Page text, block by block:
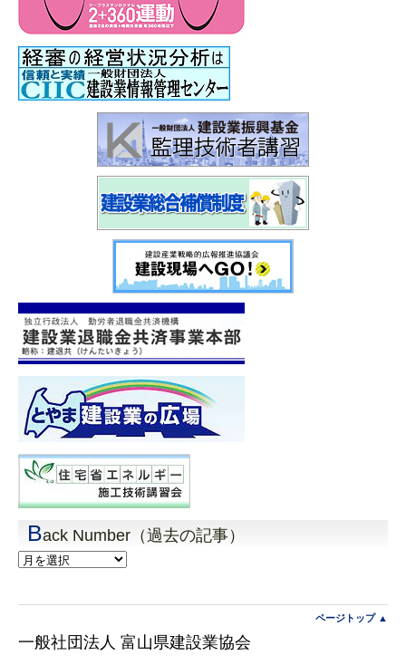
Back Number（過去の記事）
Back
Number（過
事）
ページトップ ▲
一般社団法人 富山県建設業協会